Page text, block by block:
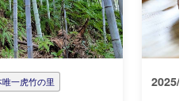
唯一虎竹の里
2025/